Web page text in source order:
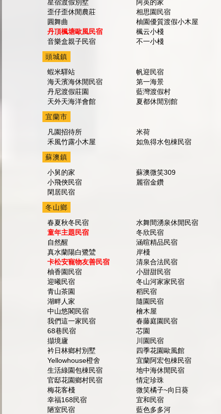
星宿渡假別墅
阿英的家
歪仔歪休閒農莊
相思園民宿
圓舞曲
柚園優質渡假小木屋
丹頂楓塘歐風民宿
楓云小棧
音樂盒親子民宿
不一小棧
頭城鎮
蝦米驛站
帆迎民宿
海天濱海休閒民宿
第一海景
丹尼渡假莊園
藍灣渡假村
天外天海洋會館
夏都休閒別館
宜蘭市
凡園招待所
米荷
禾風竹露小木屋
如魚得水包棟民宿
蘇澳鎮
小舅的家
蘇澳微笑309
小飛俠民宿
麗宿金鑽
閑居民宿
冬山鄉
春夏秋冬民宿
水舞間湧泉休閒民宿
童年主題民宿
冬欣民宿
自然醒
涵暄精品民宿
真水蘭陽白鷺鷥
岸棧
卡松安寵物友善民宿
清泉合法民宿
柚香園民宿
小甜甜民宿
迎曦民宿
冬山河家家民宿
青山茶園
稻民宿
湖畔人家
隨園民宿
中山悠閣民宿
檜木屋
我們這一家民宿
春藤庭園民宿
68巷民宿
芯園
擷境廬
川園民宿
衿日林鄉村別墅
四季花園歐風館
Yellowhouse橙舍
宜蘭阿宏包棟民宿
生活綠園包棟民宿
地中海休閒民宿
官邸花園鄉村民宿
情定珍珠
梅花客棧
微笑橘子~向日葵
幸福168民宿
宜和民宿
陋室民宿
藍色多多河